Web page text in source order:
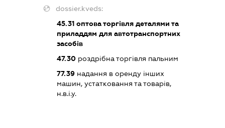
dossier.kveds:
45.31 оптова торгівля деталями та
приладдям для автотранспортних
засобів
47.30 роздрібна торгівля пальним
77.39 надання в оренду інших
машин, устатковання та товарів,
н.в.і.у.